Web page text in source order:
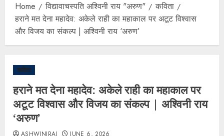
Home विद्यावाचस्पति अश्विनी राय "अरुण"
कविता
हराने मत देना महादेव: अकेले राही का महाकाल पर अटूट विश्वास
और विजय का संकल्प | अश्विनी राय ‘अरुण’
कविता
हराने मत देना महादेव: अकेले राही का महाकाल पर
अटूट विश्वास और विजय का संकल्प | अश्विनी राय
‘अरुण’
ASHWINIRAI JUNE 6, 2026